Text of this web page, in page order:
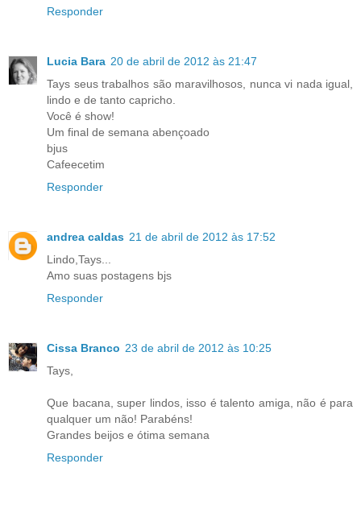
Responder
Lucia Bara 20 de abril de 2012 às 21:47
Tays seus trabalhos são maravilhosos, nunca vi nada igual,
lindo e de tanto capricho.
Você é show!
Um final de semana abençoado
bjus
Cafeecetim
Responder
andrea caldas 21 de abril de 2012 às 17:52
Lindo,Tays...
Amo suas postagens bjs
Responder
Cissa Branco 23 de abril de 2012 às 10:25
Tays,
Que bacana, super lindos, isso é talento amiga, não é para
qualquer um não! Parabéns!
Grandes beijos e ótima semana
Responder